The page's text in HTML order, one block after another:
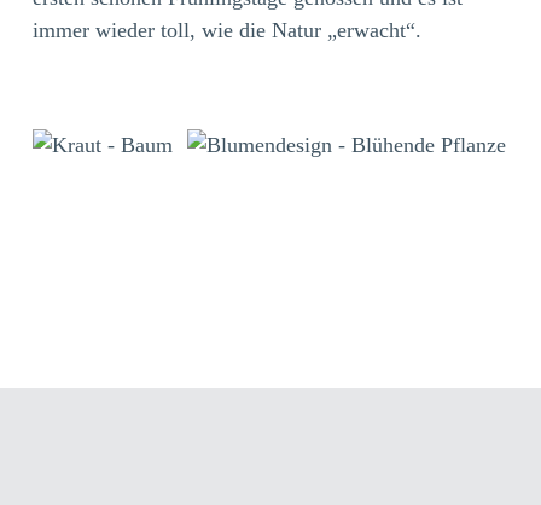
immer wieder toll, wie die Natur „erwacht“.